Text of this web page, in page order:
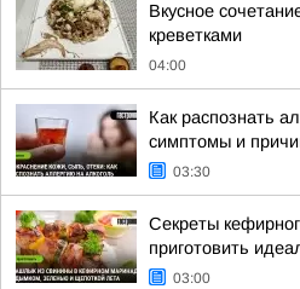
Вкусное
креветками
04:00
Как распознать
симптомы и
03:30
Секреты
приготовить
03:00